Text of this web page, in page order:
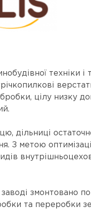
техніки і
цілу низку
дільниці
З метою
змонтовано
та переробки